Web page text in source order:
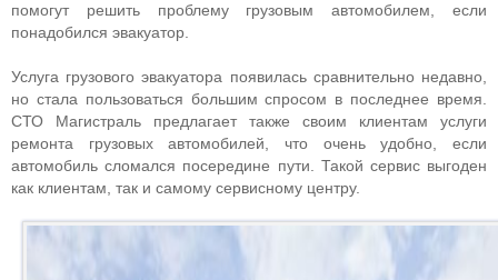
помогут решить проблему грузовым автомобилем, если
понадобился эвакуатор.
Услуга грузового эвакуатора появилась сравнительно недавно,
но стала пользоваться большим спросом в последнее время.
СТО Магистраль предлагает также своим клиентам услуги
ремонта грузовых автомобилей, что очень удобно, если
автомобиль сломался посередине пути. Такой сервис выгоден
как клиентам, так и самому сервисному центру.